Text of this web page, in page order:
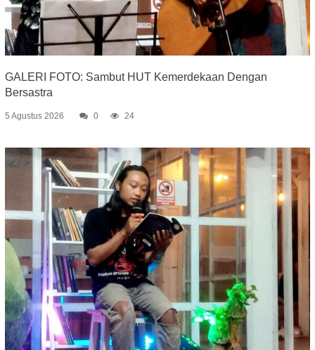
GALERI FOTO: Sambut HUT Kemerdekaan Dengan
Bersastra
5 Agustus 2026 0 24